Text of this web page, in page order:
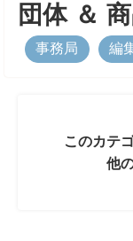
団体＆
事務局 編
このカテ
他